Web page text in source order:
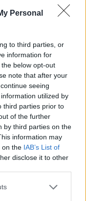
Personal
to third parties, or
information for
below opt-out
note that after your
seeing
utilized by
third parties prior to
of the further
by third parties on the
information may
on the IAB’s List of
disclose it to other
ανοίγει τον